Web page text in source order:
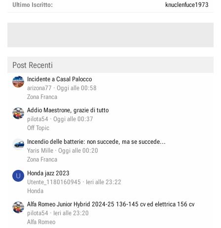
Ultimo Iscritto
knuclenfuce1973
Post Recenti
Incidente a Casal Palocco
arizona77
Oggi alle 00:58
Zona Franca
Addio Maestrone, grazie di tutto
pilota54
Oggi alle 00:37
Off Topic
Incendio delle batterie: non succede, ma se succede...
Yaris Mille
Oggi alle 00:20
Zona Franca
U
Honda jazz 2023
Utente_1180160945
Ieri alle 23:22
Honda
Alfa Romeo Junior Hybrid 2024-25 136-145 cv ed elettrica 156 cv
pilota54
Ieri alle 23:20
Alfa Romeo